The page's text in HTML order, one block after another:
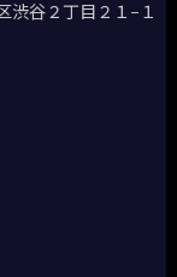
渋谷２丁目２１−１